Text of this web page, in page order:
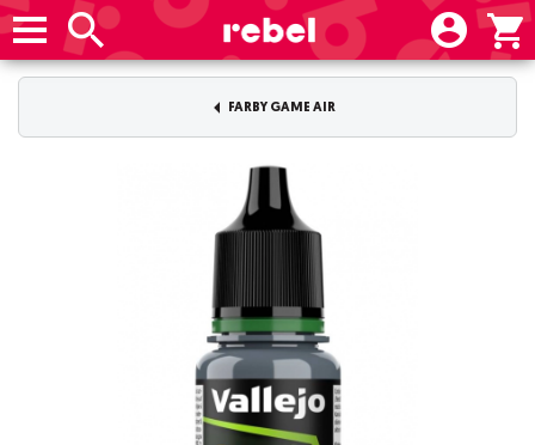
FARBY GAME AIR